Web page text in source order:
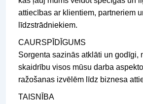
attiecības ar klientiem, partneriem
līdzstrādniekiem.
CAURSPĪDĪGUMS
Sorgenta sazinās atklāti un godīgi,
skaidrību visos mūsu darba
ražošanas izvēlēm līdz biznesa
TAISNĪBA